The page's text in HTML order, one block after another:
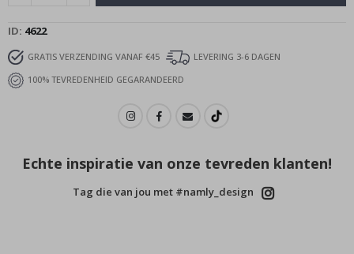
ID 4622
GRATIS VERZENDING VANAF €45
LEVERING 3-6 DAGEN
100% TEVREDENHEID GEGARANDEERD
Echte inspiratie van onze tevreden klanten!
Tag die van jou met #namly_design